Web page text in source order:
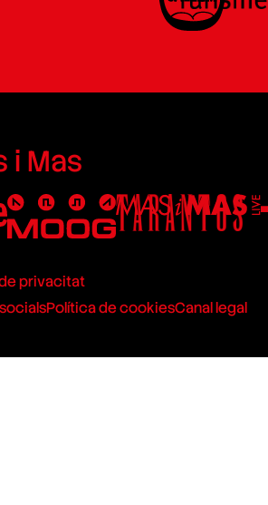
i Mas
privacitat
Política de cookiesCanal legal